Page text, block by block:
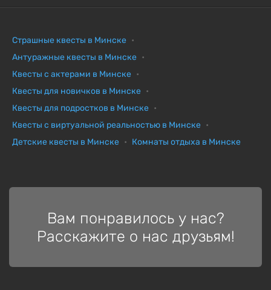
Страшные квесты в Минске
Антуражные квесты в Минске
Квесты с актерами в Минске
Квесты для новичков в Минске
Квесты для подростков в Минске
Квесты с виртуальной реальностью в Минске
Детские квесты в Минске
Комнаты отдыха в Минске
Вам понравилось у нас?
Расскажите о нас друзьям!